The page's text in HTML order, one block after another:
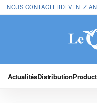
NOUS CONTACTERDEVENEZ
ActualitésDistribution